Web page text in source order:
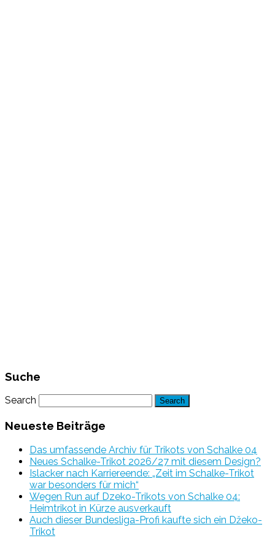
Suche
Search
Neueste Beiträge
Das umfassende Archiv für Trikots von Schalke 04
Neues Schalke-Trikot 2026/27 mit diesem Design?
Islacker nach Karriereende: „Zeit im Schalke-Trikot
war besonders für mich“
Wegen Run auf Dzeko-Trikots von Schalke 04:
Heimtrikot in Kürze ausverkauft
Auch dieser Bundesliga-Profi kaufte sich ein Džeko-
Trikot